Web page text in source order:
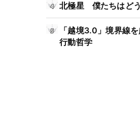
北極星 僕たちはど
「越境3.0」境界線
行動哲学